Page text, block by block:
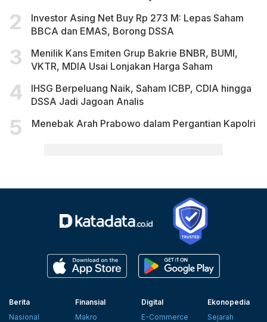
Investor Asing Net Buy Rp 273 M: Lepas Saham
BBCA dan EMAS, Borong DSSA
Menilik Kans Emiten Grup Bakrie BNBR, BUMI,
VKTR, MDIA Usai Lonjakan Harga Saham
IHSG Berpeluang Naik, Saham ICBP, CDIA hingga
DSSA Jadi Jagoan Analis
Menebak Arah Prabowo dalam Pergantian Kapolri
Berita
Nasional
Finansial
Makro
Digital
E-Commerce
Ekonopedia
Sejarah